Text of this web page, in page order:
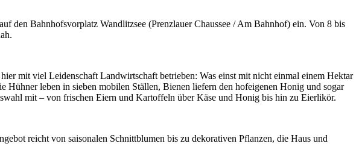
den Bahnhofsvorplatz Wandlitzsee (Prenzlauer Chaussee / Am Bahnhof) ein. Von 8 bis
mit viel Leidenschaft Landwirtschaft betrieben: Was einst mit nicht einmal einem Hektar
leben in sieben mobilen Ställen, Bienen liefern den hofeigenen Honig und sogar
mit – von frischen Eiern und Kartoffeln über Käse und Honig bis hin zu Eierlikör.
reicht von saisonalen Schnittblumen bis zu dekorativen Pflanzen, die Haus und